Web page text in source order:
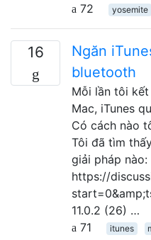
72
yosemite
16
Ngăn
bluetooth
Mỗi lần tôi
Mac, iTunes
Có cách nào
Tôi đã tìm
giải pháp nào:
https://
11.0.2 (26) …
71
itunes